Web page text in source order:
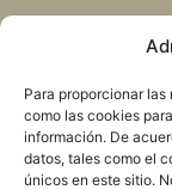
Para proporcionar
como las cookies
información. De
datos, tales como el
únicos en este sitio.
Recibir las
nuestra vida,